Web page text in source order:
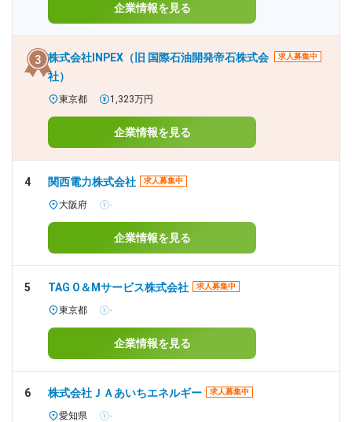
企業情報を見る
株式会社INPEX（旧 国際石油開発帝石株式会
社）
求人募集中
東京都 1,323万円
企業情報を見る
4 関西電力株式会社 求人募集中
大阪府 -
企業情報を見る
5 TAG O＆Mサービス株式会社 求人募集中
東京都 -
企業情報を見る
6 株式会社ＪＡあいちエネルギー 求人募集中
愛知県 -